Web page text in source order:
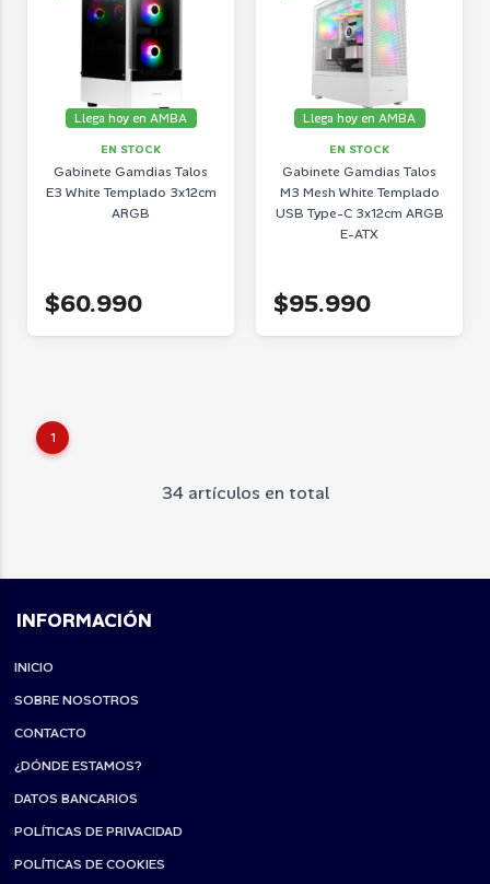
Llega hoy en AMBA
EN STOCK
Gabinete Gamdias Talos
E3 White Templado 3x12cm
ARGB
$60.990
Llega hoy en AMBA
EN STOCK
Gabinete Gamdias Talos
M3 Mesh White Templado
USB Type-C 3x12cm ARGB
E-ATX
$95.990
1
34 artículos en total
INFORMACIÓN
INICIO
SOBRE NOSOTROS
CONTACTO
¿DÓNDE ESTAMOS?
DATOS BANCARIOS
POLÍTICAS DE PRIVACIDAD
POLÍTICAS DE COOKIES